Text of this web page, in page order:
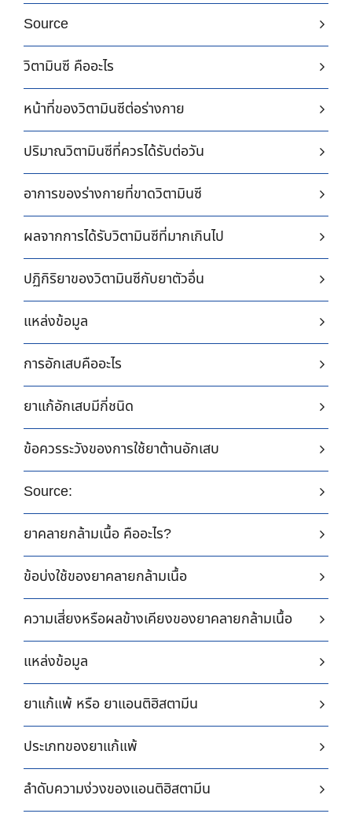
Source
วิตามินซี คืออะไร
หน้าที่ของวิตามินซีต่อร่างกาย
ปริมาณวิตามินซีที่ควรได้รับต่อวัน
อาการของร่างกายที่ขาดวิตามินซี
ผลจากการได้รับวิตามินซีที่มากเกินไป
ปฏิกิริยาของวิตามินซีกับยาตัวอื่น
แหล่งข้อมูล
การอักเสบคืออะไร
ยาแก้อักเสบมีกี่ชนิด
ข้อควรระวังของการใช้ยาต้านอักเสบ
Source:
ยาคลายกล้ามเนื้อ คืออะไร?
ข้อบ่งใช้ของยาคลายกล้ามเนื้อ
ความเสี่ยงหรือผลข้างเคียงของยาคลายกล้ามเนื้อ
แหล่งข้อมูล
ยาแก้แพ้ หรือ ยาแอนติฮิสตามีน
ประเภทของยาแก้แพ้
ลำดับความง่วงของแอนติฮิสตามีน